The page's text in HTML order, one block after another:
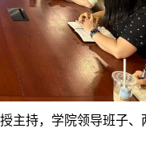
主持，学院领导班子